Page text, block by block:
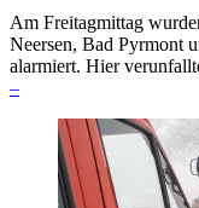
Am Freitagmittag
Neersen, Bad Pyrmont
alarmiert. Hier
–